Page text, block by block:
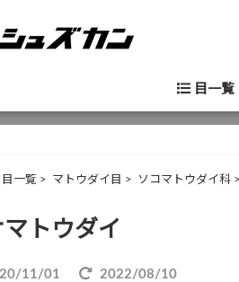
目一覧
目一覧 > マトウダイ目 > ソコマトウダイ科 >
マトウダイ
11/01 2022/08/10